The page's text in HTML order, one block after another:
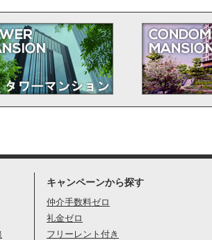
キャンペーンから探す
仲介手数料ゼロ
礼金ゼロ
フリーレント付き